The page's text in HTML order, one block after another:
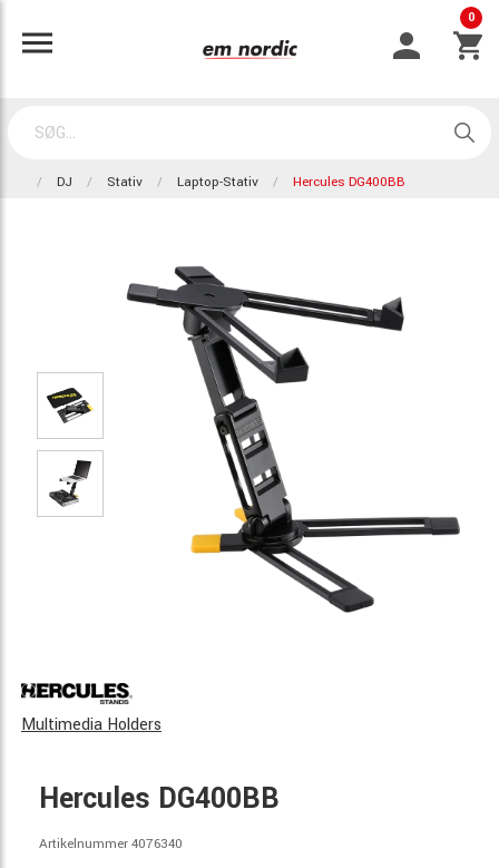
0
DJ Stativ Laptop-Stativ Hercules DG400BB
Multimedia Holders
Hercules DG400BB
Artikelnummer 4076340